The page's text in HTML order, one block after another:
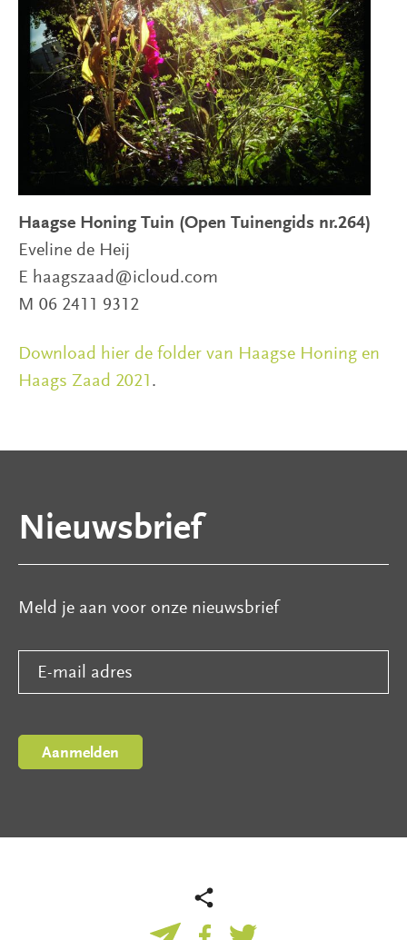
Haagse Honing Tuin (Open Tuinengids nr.264)
Eveline de Heij
E haagszaad@icloud.com
M 06 2411 9312
Download hier de folder van Haagse Honing en
Haags Zaad 2021.
Nieuwsbrief
Meld je aan voor onze nieuwsbrief